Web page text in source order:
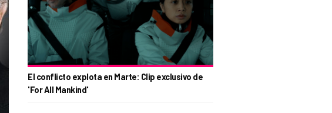
El conflicto explota en Marte: Clip exclusivo de
'For All Mankind'